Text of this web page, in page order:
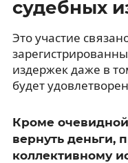
судебных
Это участие
издержек даже в
будет
Кроме
вернуть деньги,
коллективному